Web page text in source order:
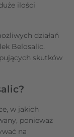
ilości
działań
Belosalic.
skutków
w jakich
ponieważ
na